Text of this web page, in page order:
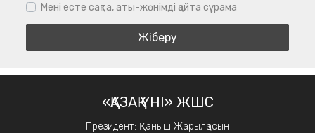
Мені есте сақта, аты-жөнімді қайта сұрама
«ҚАЗАҚ ҮНІ» ЖШС
Президент: Қаныш Жарылқасын